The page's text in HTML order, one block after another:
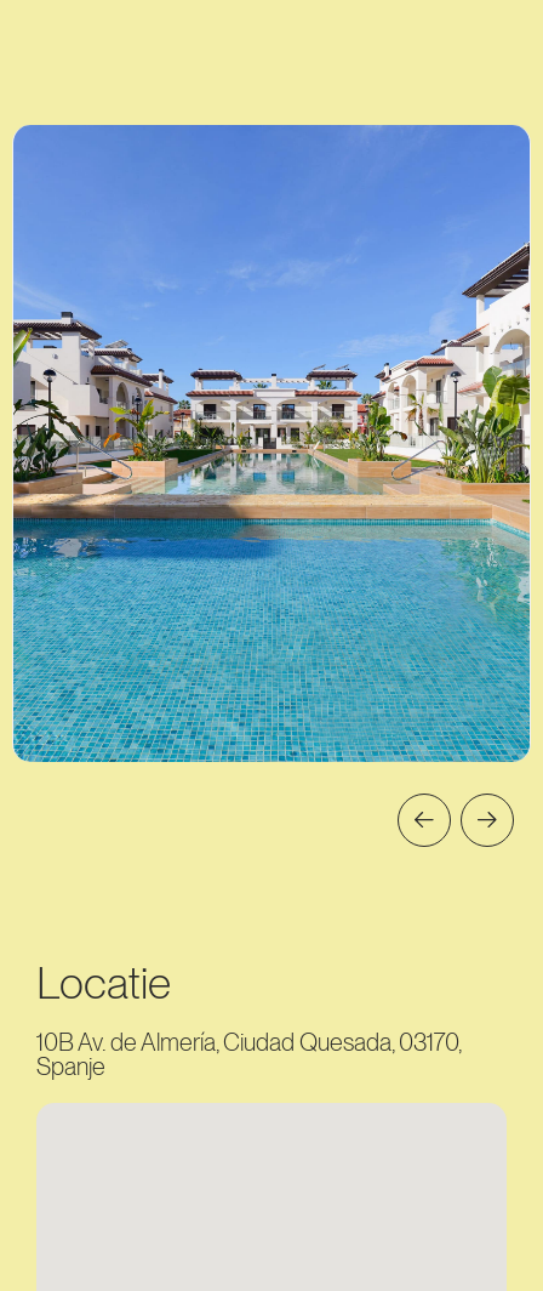
Locatie
10B Av. de Almería, Ciudad Quesada, 03170,
Spanje